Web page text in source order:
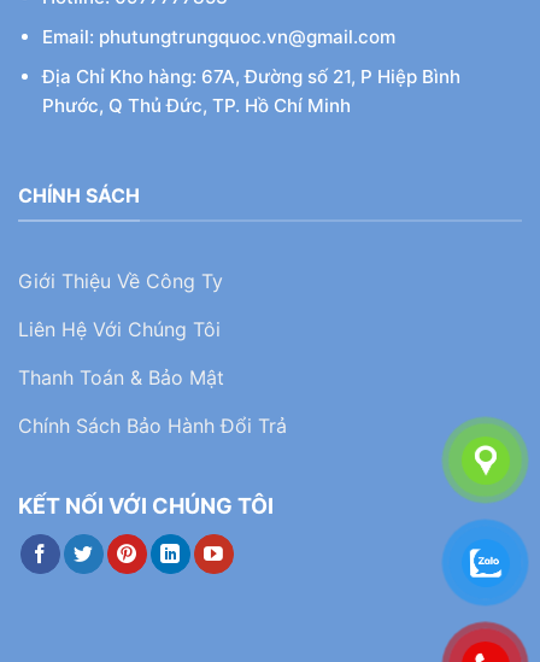
Email: phutungtrungquoc.vn@gmail.com
Địa Chỉ Kho hàng: 67A, Đường số 21, P Hiệp Bình
Phước, Q Thủ Đức, TP. Hồ Chí Minh
CHÍNH SÁCH
Giới Thiệu Về Công Ty
Liên Hệ Với Chúng Tôi
Thanh Toán & Bảo Mật
Chính Sách Bảo Hành Đổi Trả
KẾT NỐI VỚI CHÚNG TÔI